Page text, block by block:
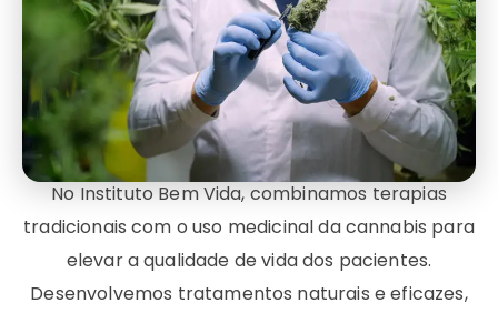
No Instituto Bem Vida, combinamos terapias
tradicionais com o uso medicinal da cannabis para
elevar a qualidade de vida dos pacientes.
Desenvolvemos tratamentos naturais e eficazes,